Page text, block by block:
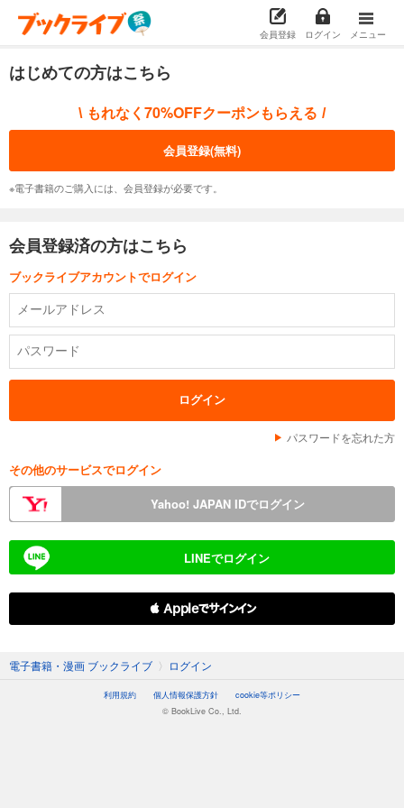
会員登録 ログイン メニュー
はじめての方はこちら
\ もれなく70%OFFクーポンもらえる /
会員登録(無料)
※電子書籍のご購入には、会員登録が必要です。
会員登録済の方はこちら
ブックライブアカウントでログイン
パスワードを忘れた方
その他のサービスでログイン
Yahoo! JAPAN IDでログイン
LINEでログイン
 Appleでサインイン
電子書籍・漫画 ブックライブ 〉 ログイン
利用規約 個人情報保護方針
cookie等ポリシー
© BookLive Co., Ltd.